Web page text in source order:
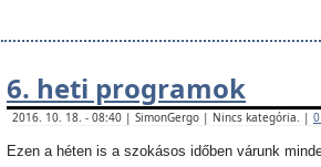
6. heti programok
2016. 10. 18. - 08:40 | SimonGergo | Nincs kategória. |
Ezen a héten is a szokásos időben várunk